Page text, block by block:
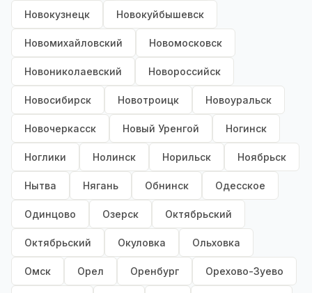
Новокузнецк Новокуйбышевск
Новомихайловский Новомосковск
Новониколаевский Новороссийск
Новосибирск Новотроицк Новоуральск
Новочеркасск Новый Уренгой Ногинск
Ноглики Нолинск Норильск Ноябрьск
Нытва Нягань Обнинск Одесское
Одинцово Озерск Октябрьский
Октябрьский Окуловка Ольховка
Омск Орел Оренбург Орехово-Зуево